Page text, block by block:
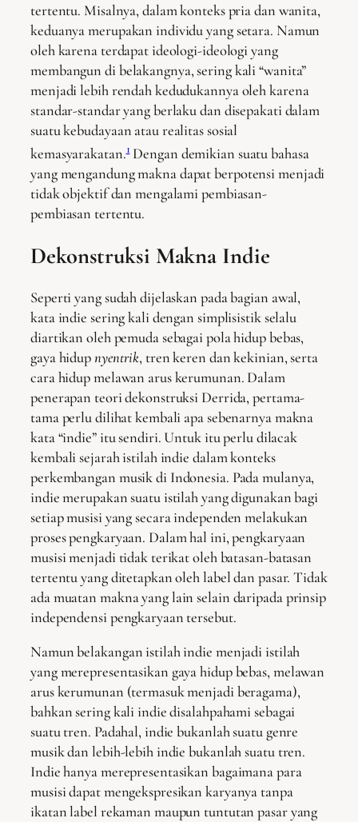
tertentu. Misalnya, dalam konteks pria dan wanita,
keduanya merupakan individu yang setara. Namun
oleh karena terdapat ideologi-ideologi yang
membangun di belakangnya, sering kali “wanita”
menjadi lebih rendah kedudukannya oleh karena
standar-standar yang berlaku dan disepakati dalam
suatu kebudayaan atau realitas sosial
kemasyarakatan.1Dengan demikian suatu bahasa
yang mengandung makna dapat berpotensi menjadi
tidak objektif dan mengalami pembiasan-
pembiasan tertentu.
Dekonstruksi Makna Indie
Seperti yang sudah dijelaskan pada bagian awal,
kata indie sering kali dengan simplisistik selalu
diartikan oleh pemuda sebagai pola hidup bebas,
gaya hidupnyentrik, tren keren dan kekinian, serta
cara hidup melawan arus kerumunan. Dalam
penerapan teori dekonstruksi Derrida, pertama-
tama perlu dilihat kembali apa sebenarnya makna
kata “indie” itu sendiri. Untuk itu perlu dilacak
kembali sejarah istilah indie dalam konteks
perkembangan musik di Indonesia. Pada mulanya,
indie merupakan suatu istilah yang digunakan bagi
setiap musisi yang secara independen melakukan
proses pengkaryaan. Dalam hal ini, pengkaryaan
musisi menjadi tidak terikat oleh batasan-batasan
tertentu yang ditetapkan oleh label dan pasar. Tidak
ada muatan makna yang lain selain daripada prinsip
independensi pengkaryaan tersebut.
Namun belakangan istilah indie menjadi istilah
yang merepresentasikan gaya hidup bebas, melawan
arus kerumunan (termasuk menjadi beragama),
bahkan sering kali indie disalahpahami sebagai
suatu tren. Padahal, indie bukanlah suatu genre
musik dan lebih-lebih indie bukanlah suatu tren.
Indie hanya merepresentasikan bagaimana para
musisi dapat mengekspresikan karyanya tanpa
ikatan label rekaman maupun tuntutan pasar yang